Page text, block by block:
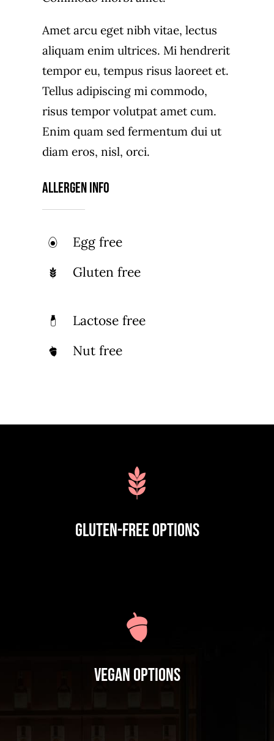
Amet arcu eget nibh vitae, lectus
aliquam enim ultrices. Mi hendrerit
tempor eu, tempus risus laoreet et.
Tellus adipiscing mi commodo,
risus tempor volutpat amet cum.
Enim quam sed fermentum dui ut
diam eros, nisl, orci.
Allergen Info
Egg free
Gluten free
Lactose free
Nut free
Gluten-Free Options
Vegan Options